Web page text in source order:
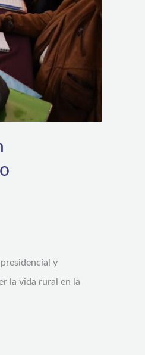
y
la vida rural en la